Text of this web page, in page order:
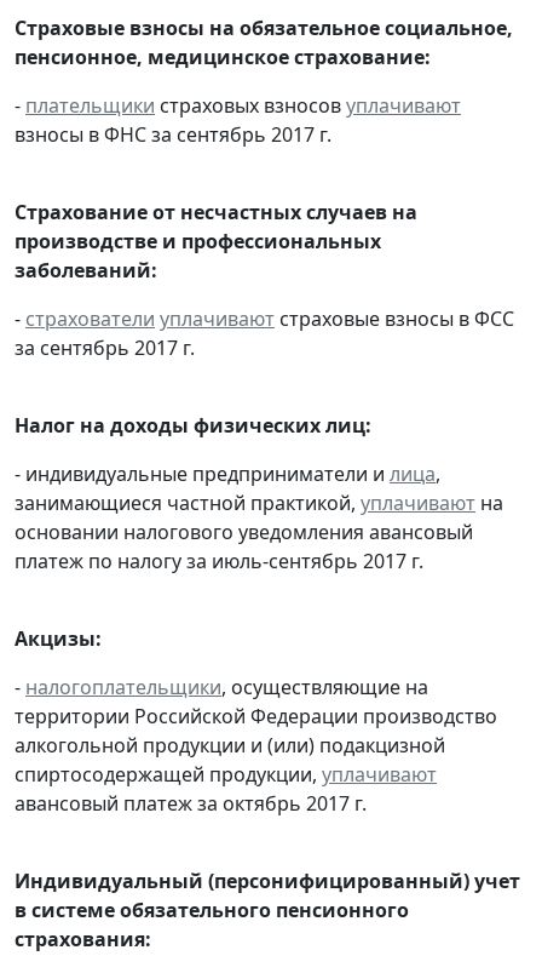
Страховые взносы на обязательное социальное,
пенсионное, медицинское страхование:
- плательщики страховых взносовуплачивают
взносы в ФНС за сентябрь 2017 г.
Страхование от несчастных случаев на
производстве и профессиональных
заболеваний:
- страхователи уплачивают страховые взносы в ФСС
за сентябрь 2017 г.
Налог на доходы физических лиц:
- индивидуальные предприниматели и лица,
занимающиеся частной практикой, уплачивают на
основании налогового уведомления авансовый
платеж по налогу за июль-сентябрь 2017 г.
Акцизы:
- налогоплательщики, осуществляющие на
территории Российской Федерации производство
алкогольной продукции и (или) подакцизной
спиртосодержащей продукции, уплачивают
авансовый платеж за октябрь 2017 г.
Индивидуальный (персонифицированный) учет
в системе обязательного пенсионного
страхования: